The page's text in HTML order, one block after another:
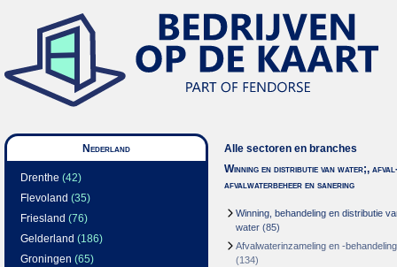
Nederland
Drenthe (42)
Flevoland (35)
Friesland (76)
Gelderland (186)
Groningen (65)
Alle sectoren en branches
Winning en distributie van water;,
afvalwaterbeheer en sanering
Winning, behandeling en distributie
water (85)
Afvalwaterinzameling en -behandeling
(134)